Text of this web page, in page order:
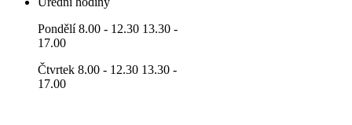
Pondělí 8.00 - 12.30 13.30 -
17.00
Čtvrtek 8.00 - 12.30 13.30 -
17.00